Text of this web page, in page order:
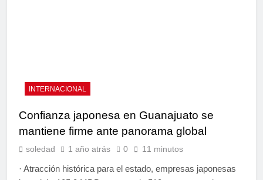
INTERNACIONAL
Confianza japonesa en Guanajuato se
mantiene firme ante panorama global
soledad 1 año atrás 0 11 minutos
· Atracción histórica para el estado, empresas japonesas